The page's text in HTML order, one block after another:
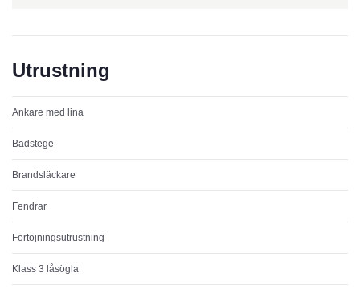
Utrustning
Ankare med lina
Badstege
Brandsläckare
Fendrar
Förtöjningsutrustning
Klass 3 låsögla